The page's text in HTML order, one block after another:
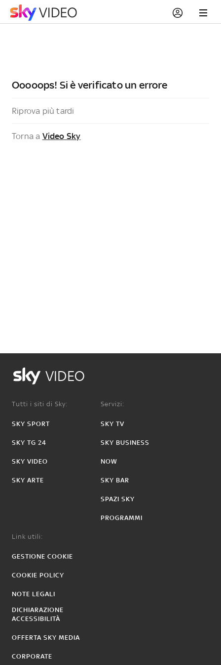
Ooooops! Si è verificato un errore
Riprova più tardi
Torna a Video Sky
VIDEO
Tutti i siti di Sky:
SKY SPORT
SKY TG 24
SKY VIDEO
SKY ARTE
Servizi:
SKY TV
SKY BUSINESS
NOW
SKY BAR
SPAZI SKY
PROGRAMMI
Link utili:
GESTIONE COOKIE
COOKIE POLICY
NOTE LEGALI
DICHIARAZIONE
ACCESSIBILITÀ
OFFERTA SKY MEDIA
CORPORATE